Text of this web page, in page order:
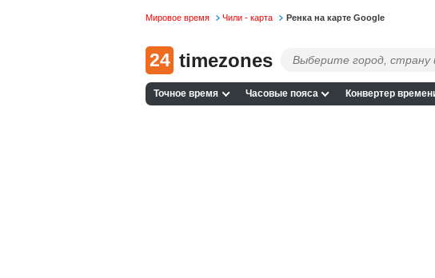
Мировое время Чили - карта Ренка на карте Google
24 timezones
Точное время Часовые пояса Конвертер